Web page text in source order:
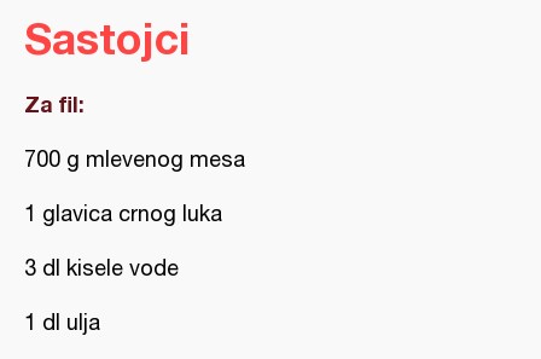
Sastojci
Za fil:
700 g mlevenog mesa
1 glavica crnog luka
3 dl kisele vode
1 dl ulja